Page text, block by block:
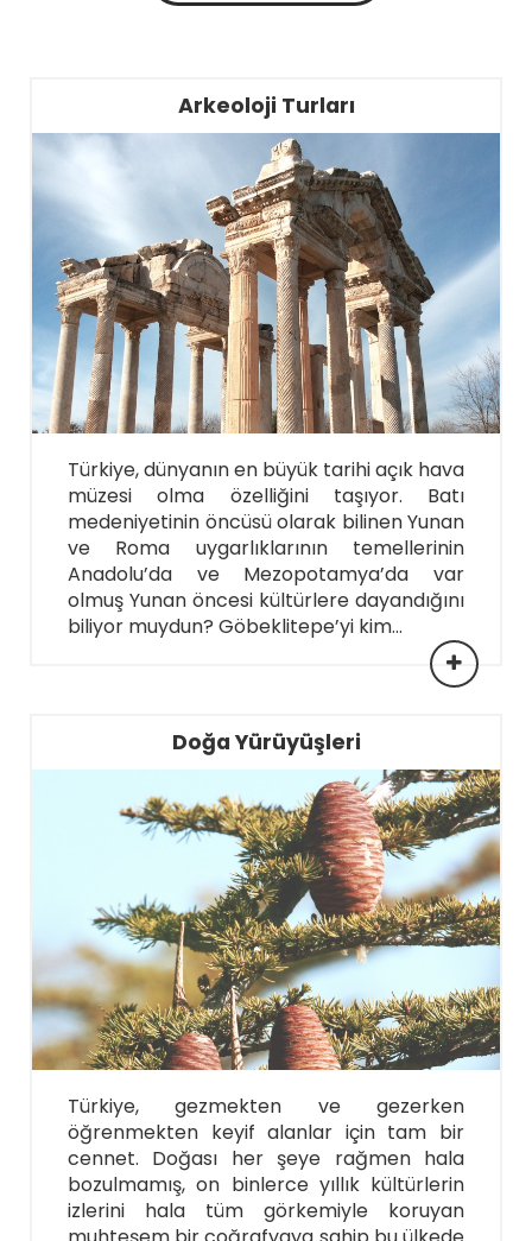
Arkeoloji Turları
Türkiye, dünyanın en büyük tarihi açık hava
müzesi olma özelliğini taşıyor. Batı
medeniyetinin öncüsü olarak bilinen Yunan
ve Roma uygarlıklarının temellerinin
Anadolu’da ve Mezopotamya’da var
olmuş Yunan öncesi kültürlere dayandığını
biliyor muydun? Göbeklitepe’yi kim...
Doğa Yürüyüşleri
Türkiye, gezmekten ve gezerken
öğrenmekten keyif alanlar için tam bir
cennet. Doğası her şeye rağmen hala
bozulmamış, on binlerce yıllık kültürlerin
izlerini hala tüm görkemiyle koruyan